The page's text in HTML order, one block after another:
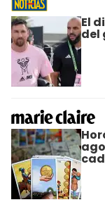
El
del